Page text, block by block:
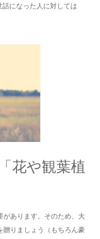
になった人に対しては
花や観葉植
があります。そのため、大
贈りましょう（もちろん豪